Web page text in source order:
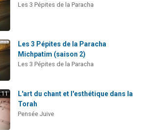
Les 3 Pépites de la Paracha
Les 3 Pépites de la Paracha
Michpatim (saison 2)
Les 3 Pépites de la Paracha
L'art du chant et l'esthétique dans la
Torah
Pensée Juive